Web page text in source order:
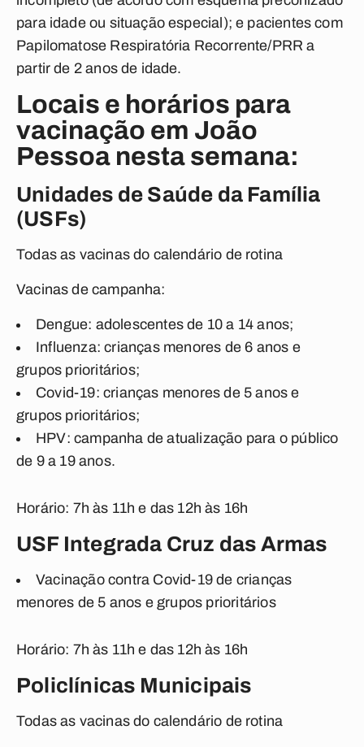
para idade ou situação especial); e pacientes com
Papilomatose Respiratória Recorrente/PRR a
partir de 2 anos de idade.
Locais e horários para
vacinação em João
Pessoa nesta semana:
Unidades de Saúde da Família
(USFs)
Todas as vacinas do calendário de rotina
Vacinas de campanha:
Dengue: adolescentes de 10 a 14 anos;
Influenza: crianças menores de 6 anos e
grupos prioritários;
Covid-19: crianças menores de 5 anos e
grupos prioritários;
HPV: campanha de atualização para o público
de 9 a 19 anos.
Horário: 7h às 11h e das 12h às 16h
USF Integrada Cruz das Armas
Vacinação contra Covid-19 de crianças
menores de 5 anos e grupos prioritários
Horário: 7h às 11h e das 12h às 16h
Policlínicas Municipais
Todas as vacinas do calendário de rotina